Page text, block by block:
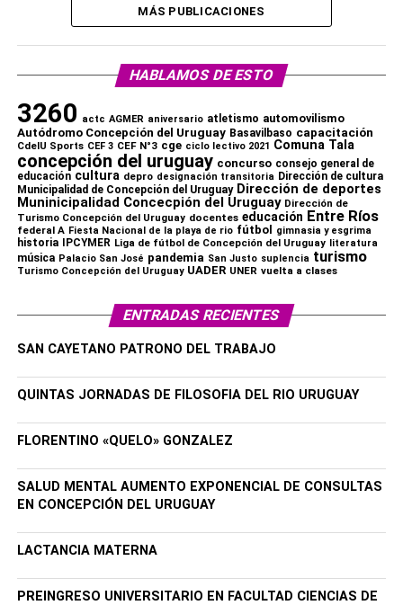
MÁS PUBLICACIONES
HABLAMOS DE ESTO
3260 actc AGMER aniversario atletismo automovilismo
Autódromo Concepción del Uruguay Basavilbaso capacitación
CdelU Sports CEF 3 CEF N°3 cge ciclo lectivo 2021 Comuna Tala
concepción del uruguay concurso consejo general de
educación cultura depro designación transitoria Dirección de cultura
Municipalidad de Concepción del Uruguay Dirección de deportes
Muninicipalidad Concecpión del Uruguay Dirección de
Turismo Concepción del Uruguay docentes educación Entre Ríos
federal A Fiesta Nacional de la playa de rio fútbol gimnasia y esgrima
historia IPCYMER Liga de fútbol de Concepción del Uruguay literatura
música Palacio San José pandemia San Justo suplencia turismo
Turismo Concepción del Uruguay UADER UNER vuelta a clases
ENTRADAS RECIENTES
SAN CAYETANO PATRONO DEL TRABAJO
QUINTAS JORNADAS DE FILOSOFIA DEL RIO URUGUAY
FLORENTINO «QUELO» GONZALEZ
SALUD MENTAL AUMENTO EXPONENCIAL DE CONSULTAS
EN CONCEPCIÓN DEL URUGUAY
LACTANCIA MATERNA
PREINGRESO UNIVERSITARIO EN FACULTAD CIENCIAS DE